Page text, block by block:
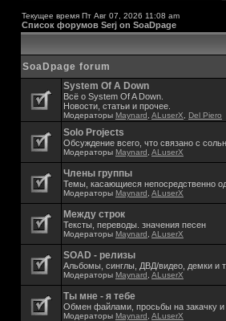
Текущее время Пт Авг 07, 2026 11:08 am
Список форумов Serj on SoaDpage
SoaDpage forum
System Of A Down
Всё о System Of A Down.
Новости, статьи и прочее.
Модераторы Maynard ALuserX Del Piero
Solo Projects
Обсуждение всего, что связано с
Модераторы Maynard ALuserX
Члены группы
Темы, касающиеся непосредственно
Модераторы Maynard ALuserX
Между строк
Тексты, переводы. значения песен
Модераторы Maynard ALuserX
SOAD - релизы
Альбомы, синглы, ДВД/видео, демки и
Модераторы Maynard ALuserX
Ты мне - я тебе
Обмен файлами, просьбы на закачку и
Модераторы Maynard ALuserX